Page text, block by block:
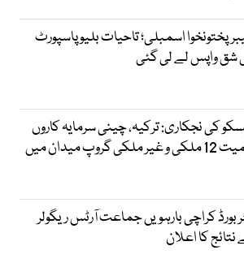
اسمبلی؛ تاحیات بلیو پاسپورٹ
شق واپس لے لی گئی
کی نجکاری: ترکیہ، چینی سرمایہ کاروں
ملکی گروپ میدان میں
بورڈ کراچی بارہویں جماعت آرٹس ریگولر
کا اعلان